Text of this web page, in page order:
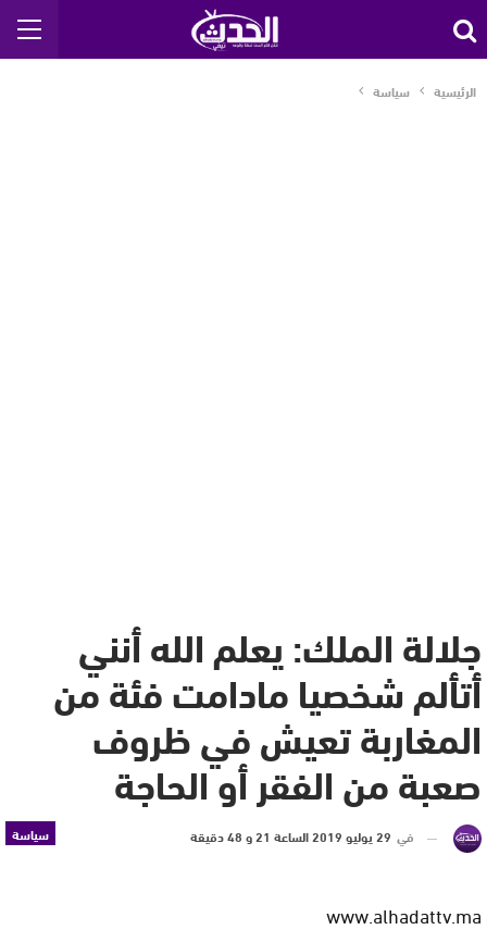
الرئيسية سياسة
جلالة الملك: يعلم الله أنني
أتألم شخصيا مادامت فئة من
المغاربة تعيش في ظروف
صعبة من الفقر أو الحاجة
سياسة في 29 يوليو 2019 الساعة 21 و 48 دقيقة
www.alhadattv.ma